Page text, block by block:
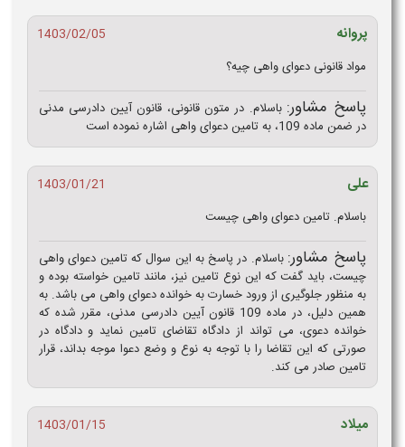
پروانه
1403/02/05
مواد قانونی دعوای واهی چیه؟
پاسخ مشاور: باسلام. در متون قانونی، قانون آیین دادرسی مدنی
در ضمن ماده 109، به تامین دعوای واهی اشاره نموده است
علی
1403/01/21
باسلام. تامین دعوای واهی چیست
پاسخ مشاور: باسلام. در پاسخ به این سوال که تامین دعوای واهی
چیست، باید گفت که این نوع تامین نیز، مانند تامین خواسته بوده و
به منظور جلوگیری از ورود خسارت به خوانده دعوای واهی می باشد. به
همین دلیل، در ماده 109 قانون آیین دادرسی مدنی، مقرر شده که
خوانده دعوی، می تواند از دادگاه تقاضای تامین نماید و دادگاه در
صورتی که این تقاضا را با توجه به نوع و وضع دعوا موجه بداند، قرار
تامین صادر می کند.
میلاد
1403/01/15